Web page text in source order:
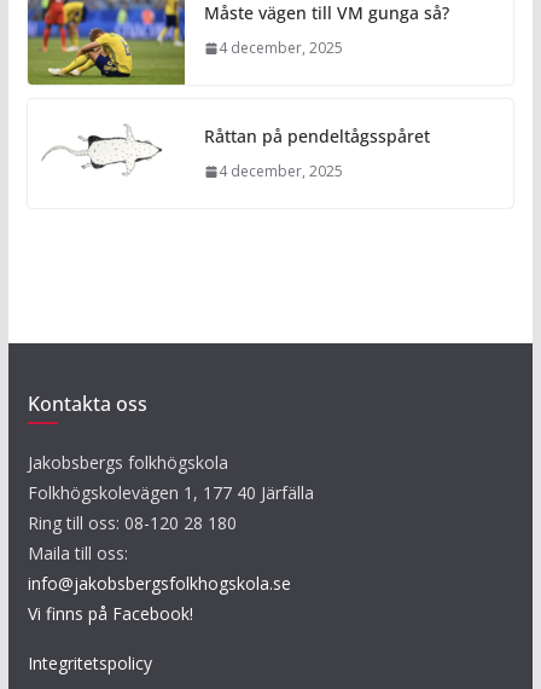
Måste vägen till VM gunga så?
4 december, 2025
Råttan på pendeltågsspåret
4 december, 2025
Kontakta oss
Jakobsbergs folkhögskola
Folkhögskolevägen 1, 177 40 Järfälla
Ring till oss: 08-120 28 180
Maila till oss:
info@jakobsbergsfolkhogskola.se
Vi finns på Facebook!
Integritetspolicy